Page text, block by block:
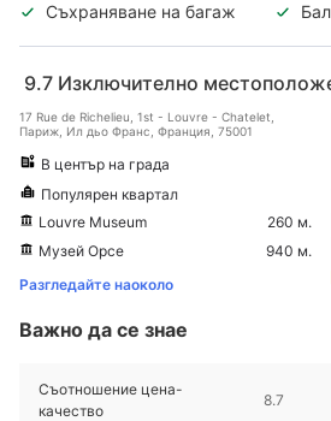
Съхраняване на багаж
9.7 Изключително
17 Rue de Richelieu, 1st - Louvre - Chatelet,
Париж, Ил дьо Франс, Франция, 75001
В център на града
Популярен квартал
Louvre Museum
260 м.
Музей Орсе
940 м.
Разгледайте наоколо
Важно да се знае
Съотношение цена-
качество
8.7